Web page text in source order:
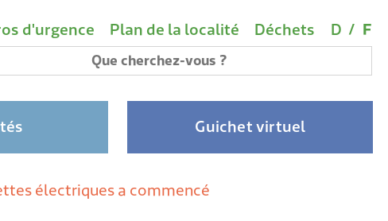
navigation
d'urgence Plan de la localité Déchets Choix
D / F
de mots-clés
Guichet virtuel
électriques a commencé